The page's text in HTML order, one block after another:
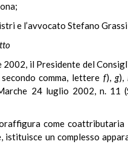
e l’avvocato Stefano
il Presidente del
comma, letteref),g),
24 luglio 2002, n. 11
come
un complesso